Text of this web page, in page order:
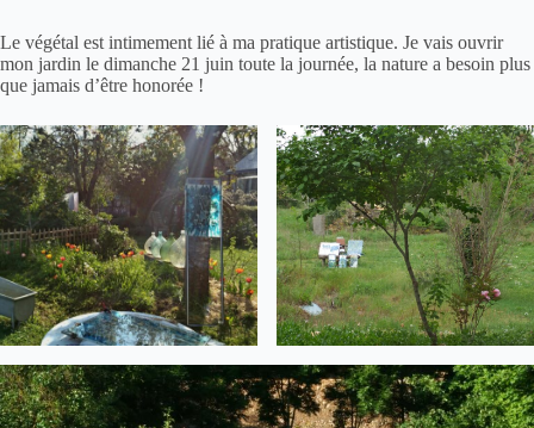
Le végétal est intimement lié à ma pratique artistique. Je vais ouvrir
mon jardin le dimanche 21 juin toute la journée, la nature a besoin plus
que jamais d’être honorée !